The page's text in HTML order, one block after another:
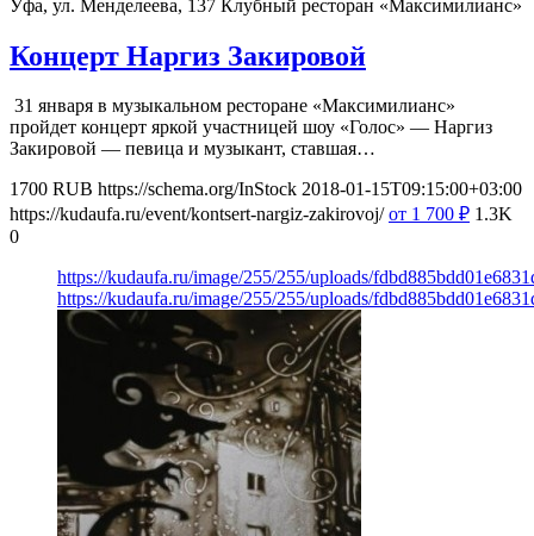
Уфа, ул. Менделеева, 137 Клубный ресторан «Максимилианс»
Концерт Наргиз Закировой
31 января в музыкальном ресторане «Максимилианс»
пройдет концерт яркой участницей шоу «Голос» — Наргиз
Закировой — певица и музыкант, ставшая…
1700 RUB https://schema.org/InStock 2018-01-15T09:15:00+03:00
https://kudaufa.ru/event/kontsert-nargiz-zakirovoj/ от 1 700 ₽ 1.3K
0
https://kudaufa.ru/image/255/255/uploads/
https://kudaufa.ru/image/255/255/uploads/